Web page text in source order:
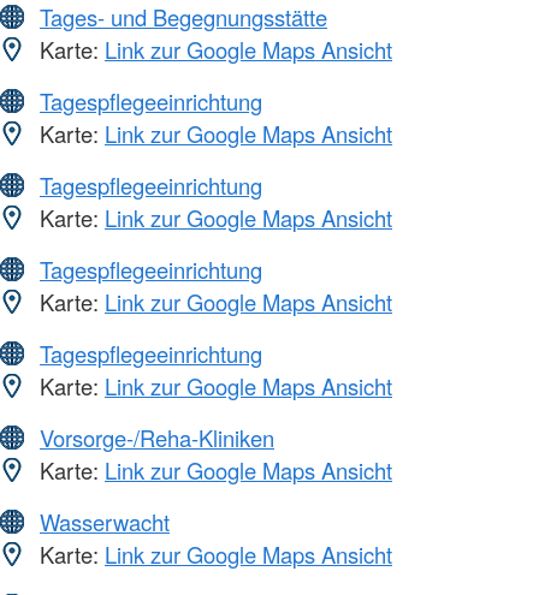
Tages- und Begegnungsstätte
Karte: Link zur Google Maps Ansicht
Tagespflegeeinrichtung
Karte: Link zur Google Maps Ansicht
Tagespflegeeinrichtung
Karte: Link zur Google Maps Ansicht
Tagespflegeeinrichtung
Karte: Link zur Google Maps Ansicht
Tagespflegeeinrichtung
Karte: Link zur Google Maps Ansicht
Vorsorge-/Reha-Kliniken
Karte: Link zur Google Maps Ansicht
Wasserwacht
Karte: Link zur Google Maps Ansicht